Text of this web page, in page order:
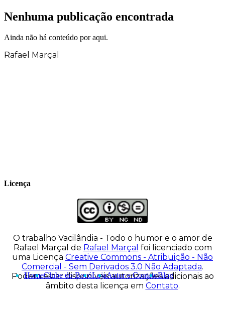
Nenhuma publicação encontrada
Ainda não há conteúdo por aqui.
Rafael Marçal
Licença
O trabalho Vacilândia - Todo o humor e o amor de
Rafael Marçal de Rafael Marçal foi licenciado com
uma Licença Creative Commons - Atribuição - Não
Comercial - Sem Derivados 3.0 Não Adaptada.
Podem estar disponíveis autorizações adicionais ao
âmbito desta licença em Contato.
HomeClube do BocóLojaAutor e ContatoBlog